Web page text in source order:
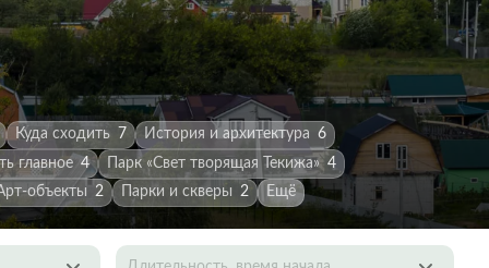
Куда сходить 7 История и архитектура 6
главное 4 Парк «Свет творящая Текижа» 4
объекты 2 Парки и скверы 2 Ещё